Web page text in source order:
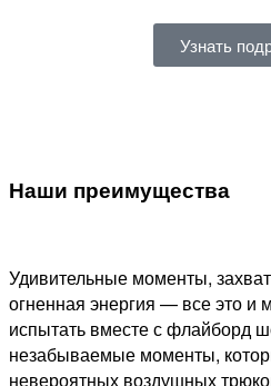
Узнать
Наши преимущества
Удивительные моменты,
огненная энергия — все это и
испытать вместе с флайборд
незабываемые моменты,
невероятных воздушных